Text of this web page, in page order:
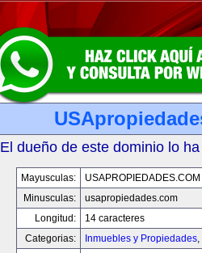
El dueño de este dominio lo
Mayusculas:
USAPROPIEDADES.COM
Minusculas:
usapropiedades.com
Longitud:
14 caracteres
Categorias:
Inmuebles y Propiedades,